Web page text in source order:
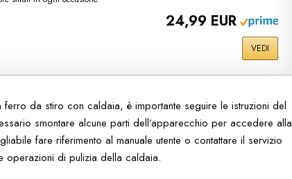
24,99 EUR
VEDI
da stiro con caldaia, è importante seguire le istruzioni del
smontare alcune parti dell’apparecchio per accedere alla
fare riferimento al manuale utente o contattare il servizio
operazioni di pulizia della caldaia.